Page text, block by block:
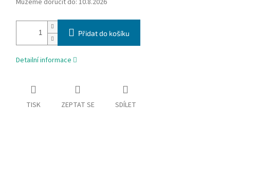
Můžeme doručit do: 10.8.2026
Přidat do košíku
Detailní informace
TISK ZEPTAT SE SDÍLET